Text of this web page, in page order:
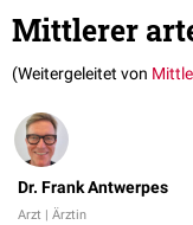
Mittlerer
(Weitergeleitet von
Dr. Frank Antwerpes
Arzt | Ärztin